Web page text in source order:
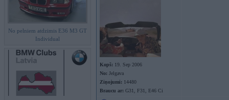
No pelniem atdzimis E36 M3 GT
Individual
Kopš: 19. Sep 2006
No: Jelgava
Ziņojumi: 14480
Braucu ar: G31, F31, E46 Ci